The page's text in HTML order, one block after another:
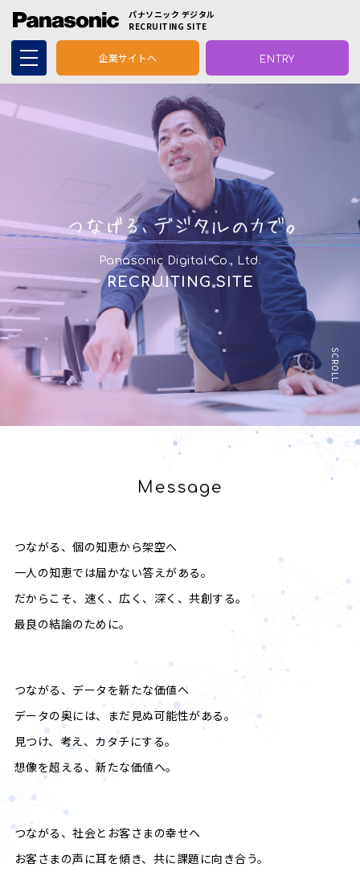
パナソニック デジタル
RECRUITING SITE
企業サイトへ ENTRY
Panasonic Digital Co., Ltd.
RECRUITING SITE
SCROLL
Message
つながる、個の知恵から架空へ
一人の知恵では届かない答えがある。
だからこそ、速く、広く、深く、共創する。
最良の結論のために。
つながる、データを新たな価値へ
データの奥には、まだ見ぬ可能性がある。
見つけ、考え、カタチにする。
想像を超える、新たな価値へ。
つながる、社会とお客さまの幸せへ
お客さまの声に耳を傾き、共に課題に向き合う。